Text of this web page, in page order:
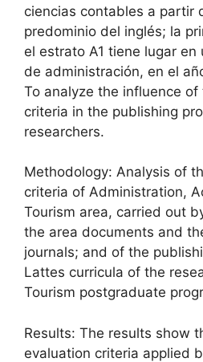
ciencias contables a partir
predominio del inglés; la
el estrato A1 tiene lugar
de administración, en el
To analyze the influence of
criteria in the publishing
researchers.
Methodology: Analysis of
criteria of Administration,
Tourism area, carried out
the area documents and
journals; and of the
Lattes curricula of the
Tourism postgraduate
Results: The results show
evaluation criteria applied